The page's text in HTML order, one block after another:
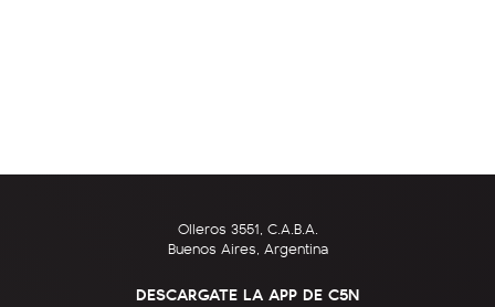
Olleros 3551, C.A.B.A.
Buenos Aires, Argentina
DESCARGATE LA APP DE C5N